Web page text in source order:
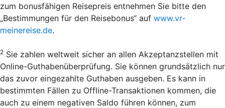
zum bonusfähigen Reisepreis entnehmen Sie bitte den
„Bestimmungen für den Reisebonus“ auf www.vr-
meinereise.de.
2 Sie zahlen weltweit sicher an allen Akzeptanzstellen mit
Online-Guthabenüberprüfung. Sie können grundsätzlich nur
das zuvor eingezahlte Guthaben ausgeben. Es kann in
bestimmten Fällen zu Offline-Transaktionen kommen, die
auch zu einem negativen Saldo führen können, zum